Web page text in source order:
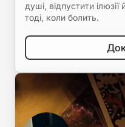
душі, відпустити
тоді, коли болить.